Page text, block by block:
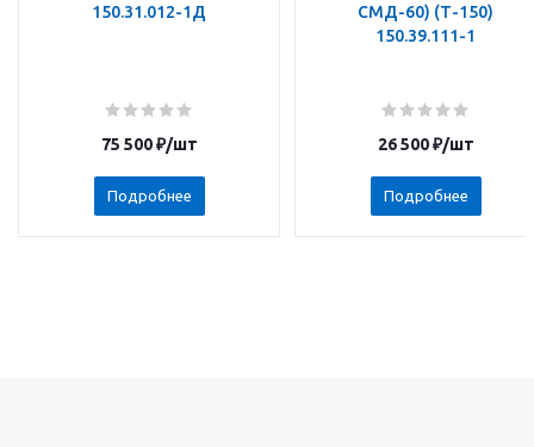
150.31.012-1Д
75 500₽/шт
Подробнее
СМД-60) (Т-150)
150.39.111-1
26 500₽/шт
Подробнее